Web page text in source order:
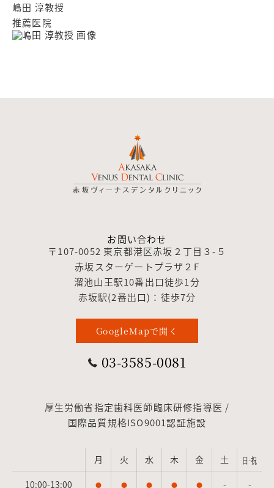
嶋田 淳教授
推薦医院
お問い合わせ
〒107-0052 東京都港区赤坂２丁目３-５
赤坂スターゲートプラザ２F
溜池山王駅10番出口徒歩1分
赤坂駅(2番出口)：徒歩7分
GoogleMapで開く
03-3585-0081
厚生労働省指定歯科医師臨床研修指導医 /
国際品質規格ISO9001認証施設
月 火 水 木 金 土
日·祝
10:00-13:00
● ● ● ● ● - -